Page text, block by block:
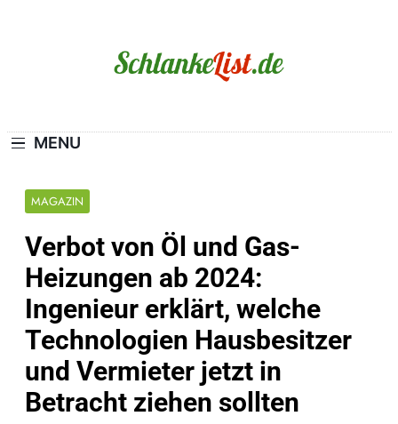
MENU
MAGAZIN
Verbot von Öl und Gas-
Heizungen ab 2024:
Ingenieur erklärt, welche
Technologien Hausbesitzer
und Vermieter jetzt in
Betracht ziehen sollten